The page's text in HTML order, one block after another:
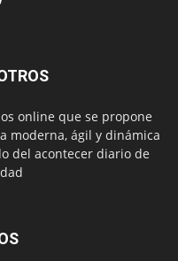
online que se propone
moderna, ágil y dinámica
del acontecer diario de